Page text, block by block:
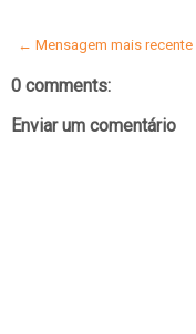
← Mensagem mais recente
0 comments:
Enviar um comentário